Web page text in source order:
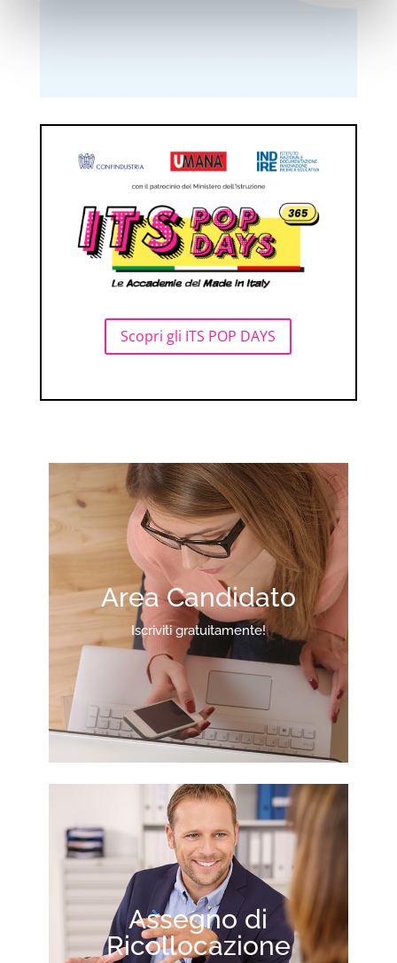
Scopri gli ITS POP DAYS
Area Candidato
Iscriviti gratuitamente!
Assegno di
Ricollocazione